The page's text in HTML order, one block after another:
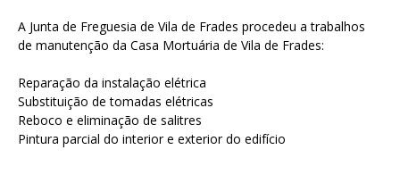
A Junta de Freguesia de Vila de Frades procedeu a trabalhos
de manutenção da Casa Mortuária de Vila de Frades:
Reparação da instalação elétrica
Substituição de tomadas elétricas
Reboco e eliminação de salitres
Pintura parcial do interior e exterior do edifício